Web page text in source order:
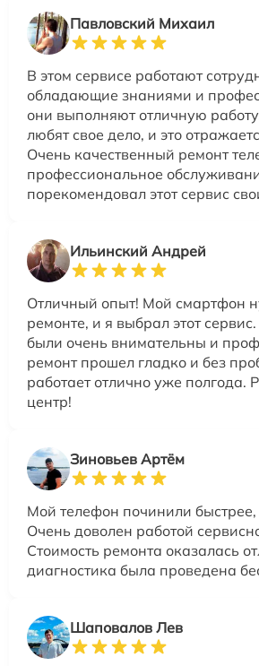
Павловский Михаил
В этом сервисе работают
обладающие знаниями и
они выполняют отличную
любят свое дело, и это
Очень качественный ремонт
профессиональное
порекомендовал этот сервис
Ильинский Андрей
Отличный опыт! Мой смартфон
ремонте, и я выбрал этот
были очень внимательны и
ремонт прошел гладко и без
работает отлично уже полгода.
центр!
Зиновьев Артём
Мой телефон починили
Очень доволен работой
Стоимость ремонта оказалась
диагностика была проведена
Шаповалов Лев